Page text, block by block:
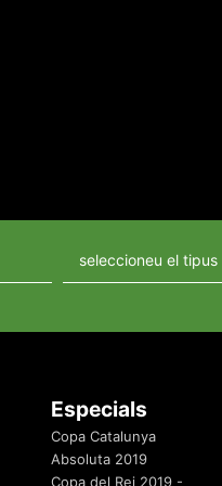
Especials
Copa Catalunya
Absoluta 2019
Copa del Rei 2019 -